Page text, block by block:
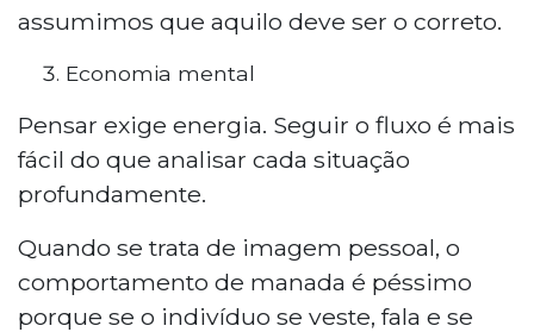
assumimos que aquilo deve ser o correto.
Economia mental
Pensar exige energia. Seguir o fluxo é mais
fácil do que analisar cada situação
profundamente.
Quando se trata de imagem pessoal, o
comportamento de manada é péssimo
porque se o indivíduo se veste, fala e se